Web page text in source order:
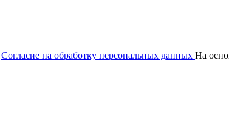
Согласие на обработку персональных данных На